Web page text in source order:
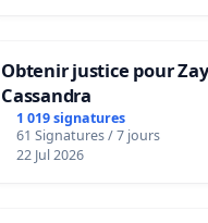
Obtenir justice pour
Cassandra
1 019 signatures
61 Signatures / 7 jours
22 Jul 2026